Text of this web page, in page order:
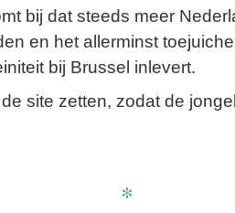
dat steeds meer
en het allerminst
bij Brussel inlevert.
site zetten, zodat de
*